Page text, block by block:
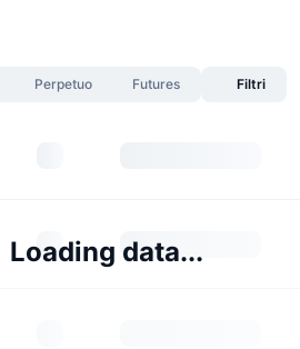
Perpetuo Futures Filtri
Loading data...